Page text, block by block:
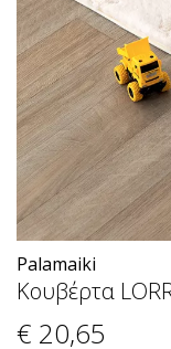
Palamaiki
Κουβέρτα
€ 20,65